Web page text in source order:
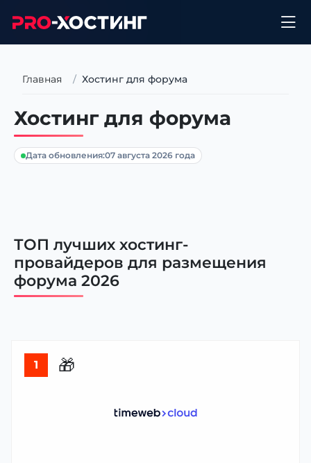
Главная Хостинг для форума
Хостинг для форума
Дата обновления:07 августа 2026 года
ТОП лучших хостинг-
провайдеров для размещения
форума 2026
1 🎁